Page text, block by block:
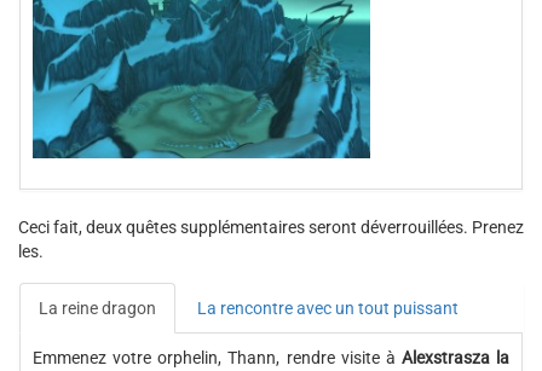
Ceci fait, deux quêtes supplémentaires seront déverrouillées. Prenez
les.
La reine dragon La rencontre avec un tout puissant
Emmenez votre orphelin, Thann, rendre visite à Alexstrasza la